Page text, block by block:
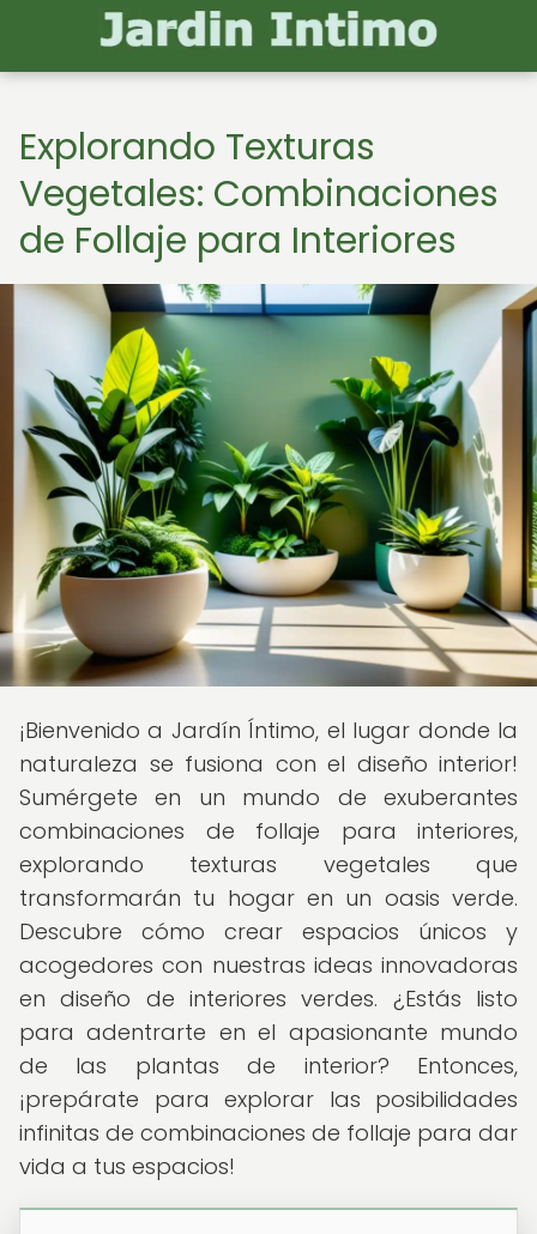
Explorando Texturas
Vegetales: Combinaciones
de Follaje para Interiores
¡Bienvenido a Jardín Íntimo, el lugar donde la
naturaleza se fusiona con el diseño interior!
Sumérgete en un mundo de exuberantes
combinaciones de follaje para interiores,
explorando texturas vegetales que
transformarán tu hogar en un oasis verde.
Descubre cómo crear espacios únicos y
acogedores con nuestras ideas innovadoras
en diseño de interiores verdes. ¿Estás listo
para adentrarte en el apasionante mundo
de las plantas de interior? Entonces,
¡prepárate para explorar las posibilidades
infinitas de combinaciones de follaje para dar
vida a tus espacios!